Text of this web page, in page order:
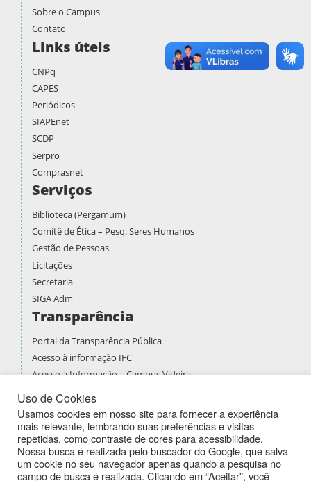
Sobre o Campus
Contato
Links úteis
CNPq
CAPES
Periódicos
SIAPEnet
SCDP
Serpro
Comprasnet
Serviços
Biblioteca (Pergamum)
Comitê de Ética – Pesq. Seres Humanos
Gestão de Pessoas
Licitações
Secretaria
SIGA Adm
Transparência
Portal da Transparência Pública
Acesso à informação IFC
Acesso à Informação – Campus Videira
Prestação de contas
PPPI
Boletins de Serviços
Atividades Docentes
Uso de Cookies
Usamos cookies em nosso site para fornecer a experiência
mais relevante, lembrando suas preferências e visitas
repetidas, como contraste de cores para acessibilidade.
Nossa busca é realizada pelo buscador do Google, que salva
um cookie no seu navegador apenas quando a pesquisa no
campo de busca é realizada. Clicando em “Aceitar”, você